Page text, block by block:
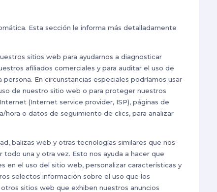
Esta sección le informa más detalladamente
sitios web para ayudarnos a diagnosticar
afiliados comerciales y para auditar el uso de
En circunstancias especiales podríamos usar
de nuestro sitio web o para proteger nuestros
(Internet service provider, ISP), páginas de
hora o datos de seguimiento de clics, para analizar
balizas web y otras tecnologías similares que nos
una y otra vez. Esto nos ayuda a hacer que
en el uso del sitio web, personalizar características y
selectos información sobre el uso que los
sitios web que exhiben nuestros anuncios